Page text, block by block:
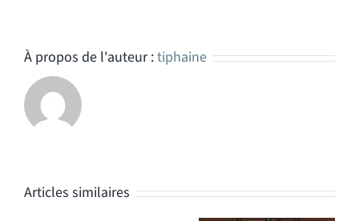
À propos de l'auteur :tiphaine
Articles similaires